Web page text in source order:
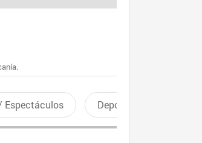
Espectáculos Deportes recreativos